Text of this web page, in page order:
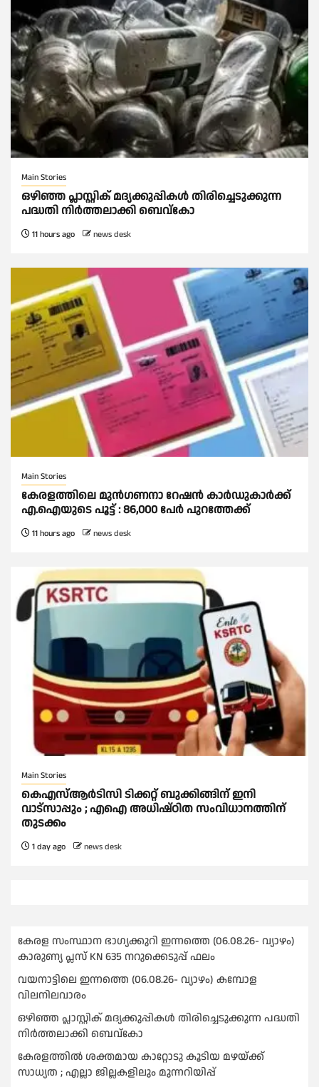
Main Stories
ഒഴിഞ്ഞ പ്ലാസ്റ്റിക് മദ്യക്കുപ്പികള്‍ തിരിച്ചെടുക്കുന്ന
പദ്ധതി നിര്‍ത്തലാക്കി ബെവ്കോ
11 hours ago news desk
Main Stories
കേരളത്തിലെ മുന്‍ഗണനാ റേഷന്‍ കാര്‍ഡുകാർക്ക്
എ.ഐയുടെ പൂട്ട് : 86,000 പേര്‍ പുറത്തേക്ക്
11 hours ago news desk
Main Stories
കെഎസ്‌ആര്‍ടിസി ടിക്കറ്റ് ബുക്കിങ്ങിന് ഇനി
വാട്സാപ്പും ; എഐ അധിഷ്‌ഠിത സംവിധാനത്തിന്
തുടക്കം
1 day ago news desk
കേരള സംസ്ഥാന ഭാഗ്യക്കുറി ഇന്നത്തെ (06.08.26- വ്യാഴം)
കാരുണ്യ പ്ലസ് KN 635 നറുക്കെടുപ്പ് ഫലം
വയനാട്ടിലെ ഇന്നത്തെ (06.08.26- വ്യാഴം) കമ്പോള
വിലനിലവാരം
ഒഴിഞ്ഞ പ്ലാസ്റ്റിക് മദ്യക്കുപ്പികള്‍ തിരിച്ചെടുക്കുന്ന പദ്ധതി
നിര്‍ത്തലാക്കി ബെവ്കോ
കേരളത്തിൽ ശക്തമായ കാറ്റോടു കൂടിയ മഴയ്ക്ക്
സാധ്യത ; എല്ലാ ജില്ലകളിലും മുന്നറിയിപ്പ്